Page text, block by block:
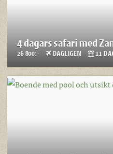
4 dagars safari med
26 800:- DAGLIGEN 11